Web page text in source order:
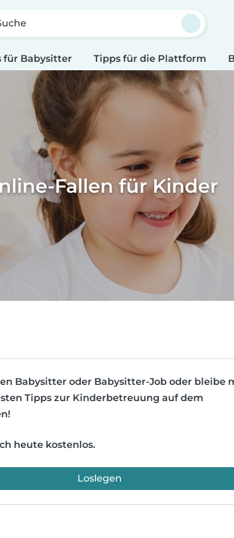
für Babysitter Tipps für die Plattform
Fallen für Kinder
Babysitter oder Babysitter-Job oder bleibe
Tipps zur Kinderbetreuung auf dem
heute kostenlos.
Loslegen